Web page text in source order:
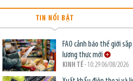
TIN NỔI BẬT
FAO cảnh báo thế giới
lương thực mới
KINH TẾ- 10:29 06/08/2026